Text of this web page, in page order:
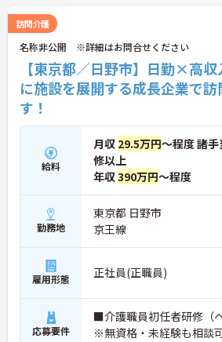
テップアップまで、ライフステージに合わ
方を選択できます。
・清潔感があれば髪色やネイルなども自由と
おり、自分らしいスタイルを大切にできる
す。
訪問介護
名称非公開 ※詳細はお問合せください
【東京都／日野市】日勤×高
に施設を展開する成長企業で
す！
給料
月収 29.5万円～程度 諸
修以上
年収390万円～程度
勤務地
東京都 日野市
京王線
雇用形態 正社員(正職員)
応募要件
■介護職員初任者研修（
※無資格・未経験も相談